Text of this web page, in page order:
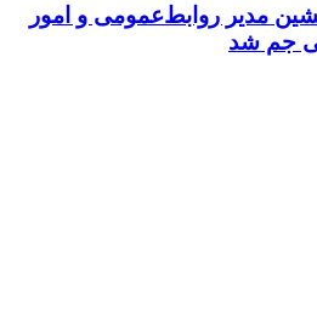
مدیر روابط‌عمومی و امور
جم شد